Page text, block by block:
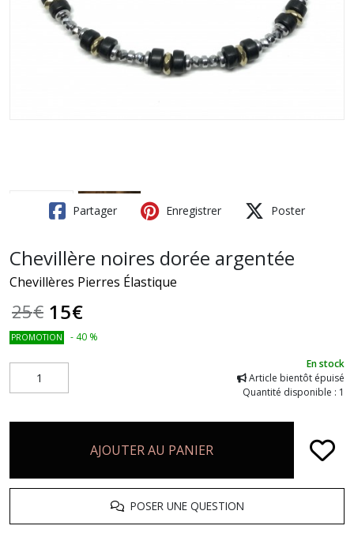
Partager Enregistrer Poster
Chevillère noires dorée argentée
Chevillères Pierres Élastique
25€ 15€
PROMOTION - 40 %
En stock
Article bientôt épuisé
Quantité disponible : 1
AJOUTER AU PANIER
POSER UNE QUESTION